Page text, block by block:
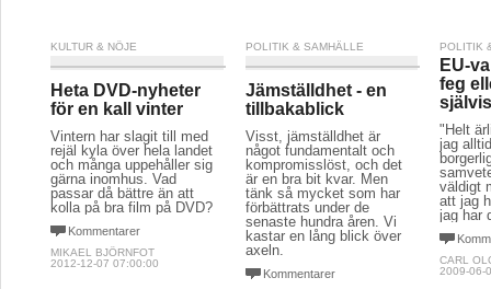
KULTUR & NÖJE
Heta DVD-nyheter
för en kall vinter
Vintern har slagit till med
rejäl kyla över hela landet
och många uppehåller sig
gärna inomhus. Vad
passar då bättre än att
kolla på bra film på DVD?
Kommentarer
MIKAEL BJÖRNFOT
2012-12-07 07:00:00
POLITIK & SAMHÄLLE
Jämställdhet - en
tillbakablick
Visst, jämställdhet är
något fundamentalt och
kompromisslöst, och det
är en bra bit kvar. Men
tänk så mycket som har
förbättrats under de
senaste hundra åren. Vi
kastar en lång blick över
axeln.
Kommentarer
POLITIK
EU-
feg
"Helt
jag
väldigt
att jag
jag har
CARL
2009-06-